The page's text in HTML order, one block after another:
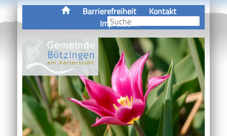
Barrierefreiheit
Kontakt
Impressum